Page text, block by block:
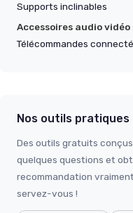
Supports inclinables
Accessoires audio vidéo
Télécommandes
Nos outils pratiques
Des outils gratuits
quelques questions et
recommandation
servez-vous !